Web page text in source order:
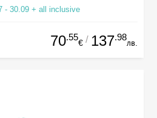
- 30.09 + all inclusive
70.55
€ / 137.98
лв.